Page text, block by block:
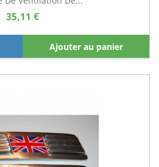
35,11 €
Ajouter au panier